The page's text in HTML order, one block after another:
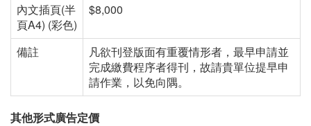
內文插頁(半
頁A4) (彩色)
$8,000
備註
凡欲刊登版面有重覆情形者，最早申請並
完成繳費程序者得刊，故請貴單位提早申
請作業，以免向隅。
其他形式廣告定價